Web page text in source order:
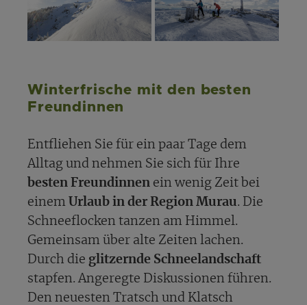
Winterfrische mit den besten
Freundinnen
Entfliehen Sie für ein paar Tage dem
Alltag und nehmen Sie sich für Ihre
besten Freundinnen ein wenig Zeit bei
einem Urlaub in der Region Murau. Die
Schneeflocken tanzen am Himmel.
Gemeinsam über alte Zeiten lachen.
Durch die glitzernde Schneelandschaft
stapfen. Angeregte Diskussionen führen.
Den neuesten Tratsch und Klatsch